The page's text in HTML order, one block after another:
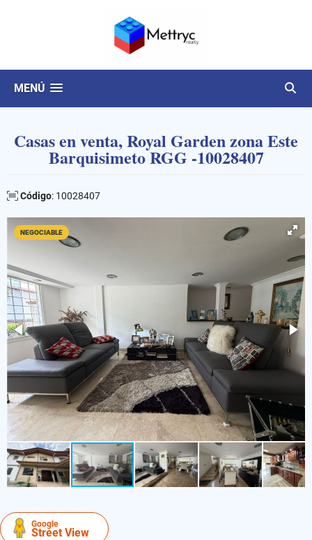
MENÚ
Casas en venta, Royal Garden zona Este
Barquisimeto RGG -10028407
Código: 10028407
NEGOCIABLE
Google
Street View